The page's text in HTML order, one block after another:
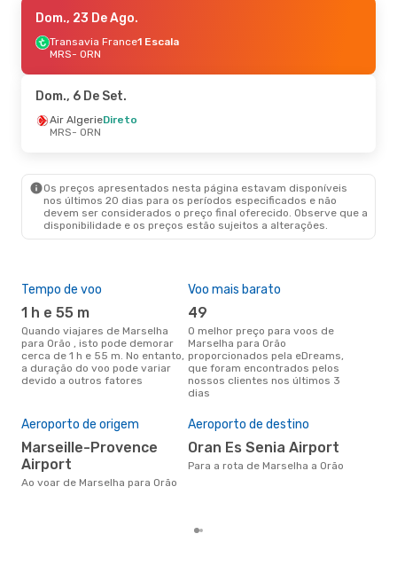
Sáb., 24 De Out.- Sáb., 31 De Out.
VoloteaDireto
MRS- ORN
ORN- MRS
Dom., 23 De Ago.
Transavia France1 Escala
MRS- ORN
Dom., 6 De Set.
Air AlgerieDireto
MRS- ORN
Os preços apresentados nesta página estavam disponíveis
nos últimos 20 dias para os períodos especificados e não
devem ser considerados o preço final oferecido. Observe que a
disponibilidade e os preços estão sujeitos a alterações.
Tempo de voo
1 h e 55 m
Quando viajares de Marselha
para Orão , isto pode demorar
cerca de 1 h e 55 m. No entanto,
a duração do voo pode variar
devido a outros fatores
Voo mais barato
49
O melhor preço para voos de
Marselha para Orão
proporcionados pela eDreams,
que foram encontrados pelos
nossos clientes nos últimos 3
dias
Aeroporto de origem
Marseille-Provence
Airport
Ao voar de Marselha para Orão
Aeroporto de destino
Oran Es Senia Airport
Para a rota de Marselha a Orão